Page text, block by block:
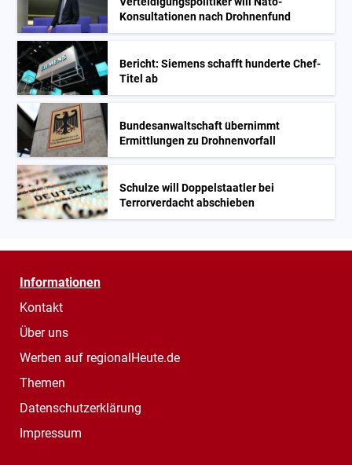
Konsultationen nach Drohnenfund
Bericht: Siemens schafft hunderte Chef-
Titel ab
Bundesanwaltschaft übernimmt
Ermittlungen zu Drohnenvorfall
Schulze will Doppelstaatler bei
Terrorverdacht abschieben
Informationen
Kontakt
Über uns
Werben auf regionalHeute.de
Themen
Datenschutzerklärung
Impressum